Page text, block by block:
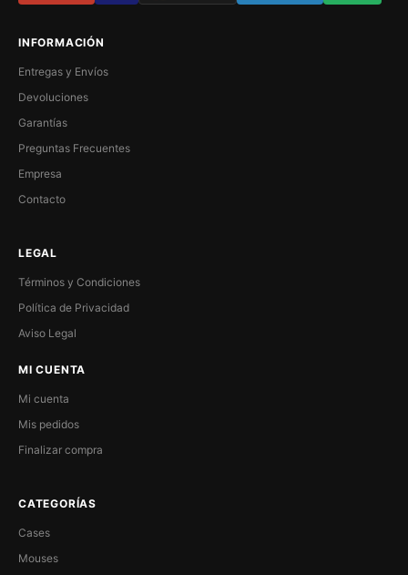
INFORMACIÓN
Entregas y Envíos
Devoluciones
Garantías
Preguntas Frecuentes
Empresa
Contacto
LEGAL
Términos y Condiciones
Política de Privacidad
Aviso Legal
MI CUENTA
Mi cuenta
Mis pedidos
Finalizar compra
CATEGORÍAS
Cases
Mouses